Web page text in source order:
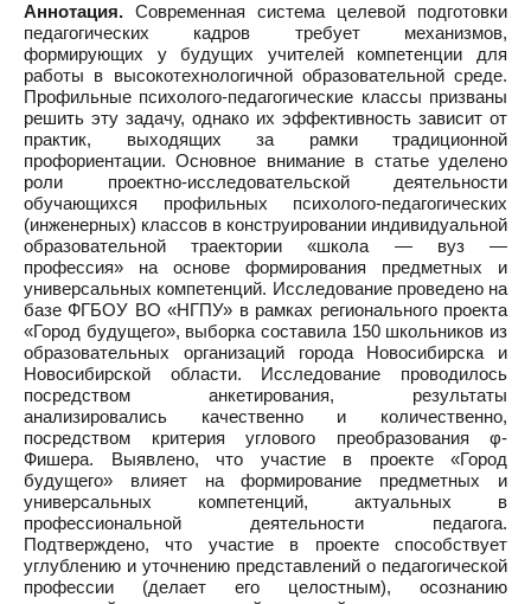
Аннотация. Современная система целевой подготовки
педагогических кадров требует механизмов,
формирующих у будущих учителей компетенции для
работы в высокотехнологичной образовательной среде.
Профильные психолого-педагогические классы призваны
решить эту задачу, однако их эффективность зависит от
практик, выходящих за рамки традиционной
профориентации. Основное внимание в статье уделено
роли проектно-исследовательской деятельности
обучающихся профильных психолого-педагогических
(инженерных) классов в конструировании индивидуальной
образовательной траектории «школа — вуз —
профессия» на основе формирования предметных и
универсальных компетенций. Исследование проведено на
базе ФГБОУ ВО «НГПУ» в рамках регионального проекта
«Город будущего», выборка составила 150 школьников из
образовательных организаций города Новосибирска и
Новосибирской области. Исследование проводилось
посредством анкетирования, результаты
анализировались качественно и количественно,
посредством критерия углового преобразования φ-
Фишера. Выявлено, что участие в проекте «Город
будущего» влияет на формирование предметных и
универсальных компетенций, актуальных в
профессиональной деятельности педагога.
Подтверждено, что участие в проекте способствует
углублению и уточнению представлений о педагогической
профессии (делает его целостным), осознанию